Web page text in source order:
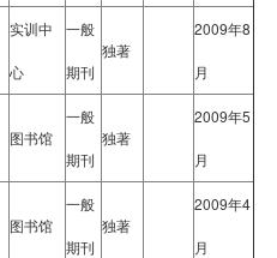
实训中
心
一般
期刊
独著
2009年8
月
图书馆
一般
期刊
独著
2009年5
月
图书馆
一般
期刊
独著
2009年4
月